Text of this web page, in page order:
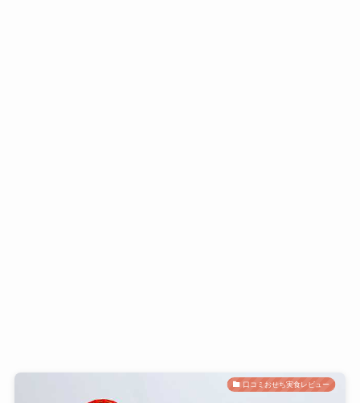
口コミおせち実食レビュー